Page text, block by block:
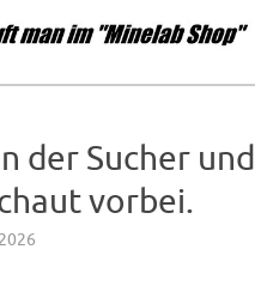
der Sucher und
vorbei.